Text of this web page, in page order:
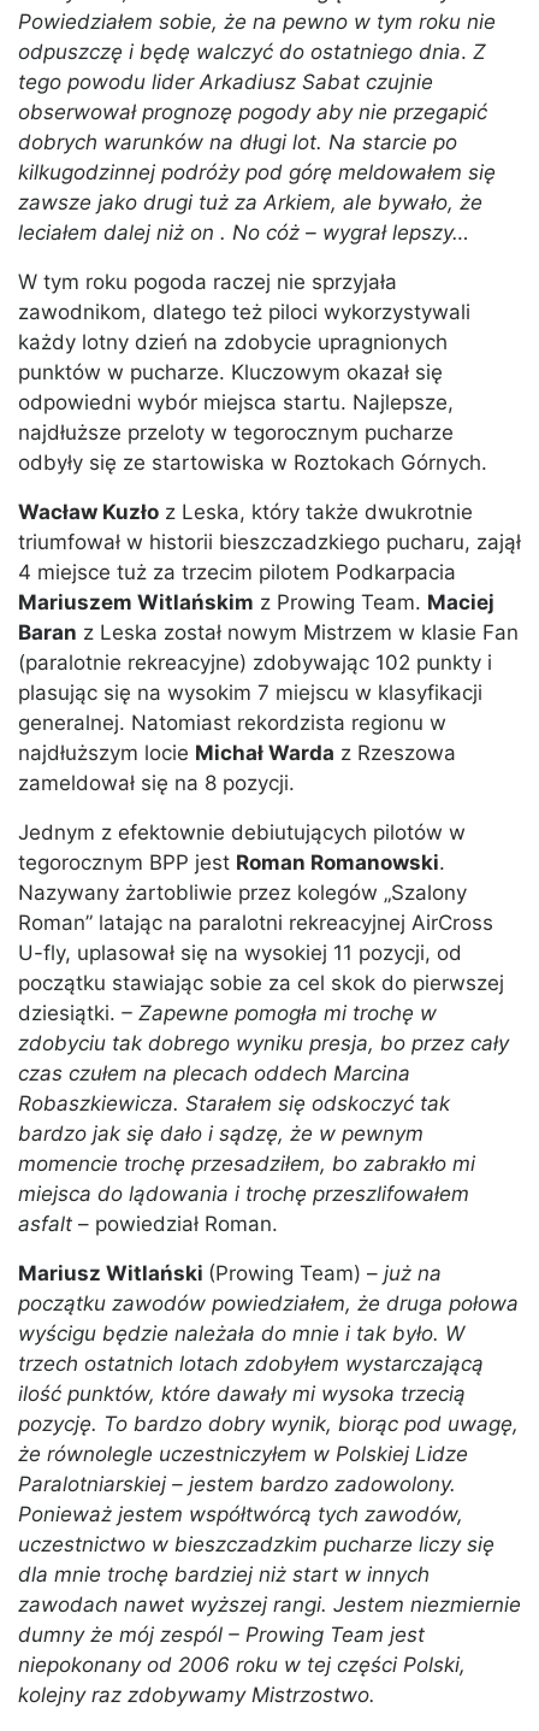
Powiedziałem sobie, że na pewno w tym roku nie
odpuszczę i będę walczyć do ostatniego dnia. Z
tego powodu lider Arkadiusz Sabat czujnie
obserwował prognozę pogody aby nie przegapić
dobrych warunków na długi lot. Na starcie po
kilkugodzinnej podróży pod górę meldowałem się
zawsze jako drugi tuż za Arkiem, ale bywało, że
leciałem dalej niż on . No cóż – wygrał lepszy…
W tym roku pogoda raczej nie sprzyjała
zawodnikom, dlatego też piloci wykorzystywali
każdy lotny dzień na zdobycie upragnionych
punktów w pucharze. Kluczowym okazał się
odpowiedni wybór miejsca startu. Najlepsze,
najdłuższe przeloty w tegorocznym pucharze
odbyły się ze startowiska w Roztokach Górnych.
Wacław Kuzło z Leska, który także dwukrotnie
triumfował w historii bieszczadzkiego pucharu, zajął
4 miejsce tuż za trzecim pilotem Podkarpacia
Mariuszem Witlańskim z Prowing Team. Maciej
Baran z Leska został nowym Mistrzem w klasie Fan
(paralotnie rekreacyjne) zdobywając 102 punkty i
plasując się na wysokim 7 miejscu w klasyfikacji
generalnej. Natomiast rekordzista regionu w
najdłuższym locie Michał Warda z Rzeszowa
zameldował się na 8 pozycji.
Jednym z efektownie debiutujących pilotów w
tegorocznym BPP jest Roman Romanowski.
Nazywany żartobliwie przez kolegów „Szalony
Roman” latając na paralotni rekreacyjnej AirCross
U-fly, uplasował się na wysokiej 11 pozycji, od
początku stawiając sobie za cel skok do pierwszej
dziesiątki. – Zapewne pomogła mi trochę w
zdobyciu tak dobrego wyniku presja, bo przez cały
czas czułem na plecach oddech Marcina
Robaszkiewicza. Starałem się odskoczyć tak
bardzo jak się dało i sądzę, że w pewnym
momencie trochę przesadziłem, bo zabrakło mi
miejsca do lądowania i trochę przeszlifowałem
asfalt – powiedział Roman.
Mariusz Witlański (Prowing Team) – już na
początku zawodów powiedziałem, że druga połowa
wyścigu będzie należała do mnie i tak było. W
trzech ostatnich lotach zdobyłem wystarczającą
ilość punktów, które dawały mi wysoka trzecią
pozycję. To bardzo dobry wynik, biorąc pod uwagę,
że równolegle uczestniczyłem w Polskiej Lidze
Paralotniarskiej – jestem bardzo zadowolony.
Ponieważ jestem współtwórcą tych zawodów,
uczestnictwo w bieszczadzkim pucharze liczy się
dla mnie trochę bardziej niż start w innych
zawodach nawet wyższej rangi. Jestem niezmiernie
dumny że mój zespól – Prowing Team jest
niepokonany od 2006 roku w tej części Polski,
kolejny raz zdobywamy Mistrzostwo.